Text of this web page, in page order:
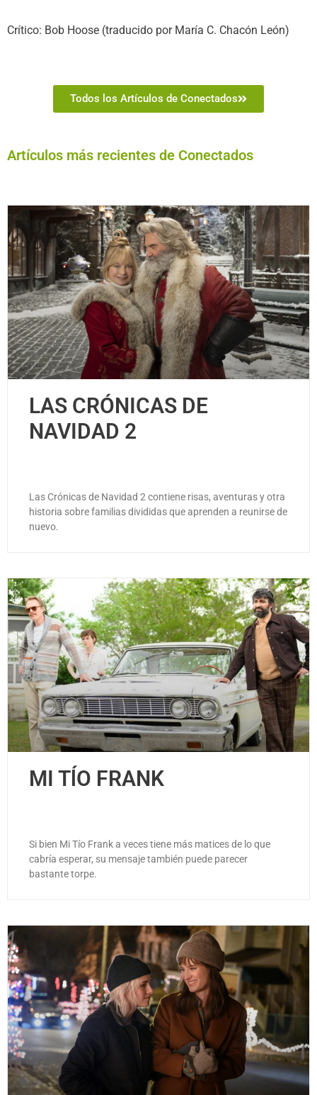
Crítico: Bob Hoose (traducido por María C. Chacón León)
Todos los Artículos de Conectados
Artículos más recientes de Conectados
LAS CRÓNICAS DE
NAVIDAD 2
Las Crónicas de Navidad 2 contiene risas, aventuras y otra
historia sobre familias divididas que aprenden a reunirse de
nuevo.
MI TĺO FRANK
Si bien Mi Tío Frank a veces tiene más matices de lo que
cabría esperar, su mensaje también puede parecer
bastante torpe.